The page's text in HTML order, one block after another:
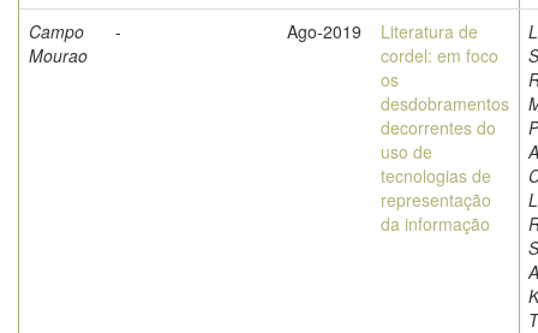
Campo
Mourao
- Ago-2019
Literatura de
cordel: em foco
os
desdobramentos
decorrentes do
uso de
tecnologias de
representação
da informação